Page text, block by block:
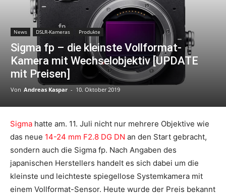
News DSLR-Kameras Produkte
Sigma fp – die kleinste Vollformat-
Kamera mit Wechselobjektiv [UPDATE
mit Preisen]
Von Andreas Kaspar - 10. Oktober 2019
Sigma hatte am. 11. Juli nicht nur mehrere Objektive wie
das neue 14-24 mm F2.8 DG DN an den Start gebracht,
sondern auch die Sigma fp. Nach Angaben des
japanischen Herstellers handelt es sich dabei um die
kleinste und leichteste spiegellose Systemkamera mit
einem Vollformat-Sensor. Heute wurde der Preis bekannt